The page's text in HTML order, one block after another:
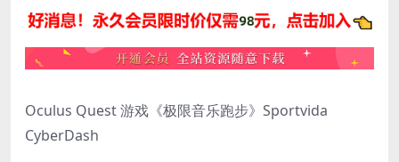
Oculus Quest 游戏《极限音乐跑步》Sportvida
CyberDash